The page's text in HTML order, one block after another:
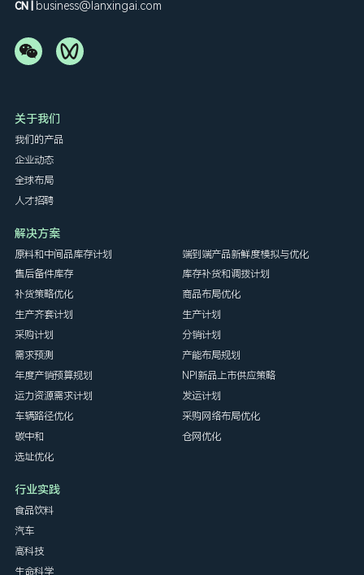
CN | business@lanxingai.com
关于我们
我们的产品
企业动态
全球布局
人才招聘
解决方案
原料和中间品库存计划
端到端产品新鲜度模拟与优化
售后备件库存
库存补货和调拨计划
补货策略优化
商品布局优化
生产齐套计划
生产计划
采购计划
分销计划
需求预测
产能布局规划
年度产销预算规划
NPI新品上市供应策略
运力资源需求计划
发运计划
车辆路径优化
采购网络布局优化
碳中和
仓网优化
选址优化
行业实践
食品饮料
汽车
高科技
生命科学